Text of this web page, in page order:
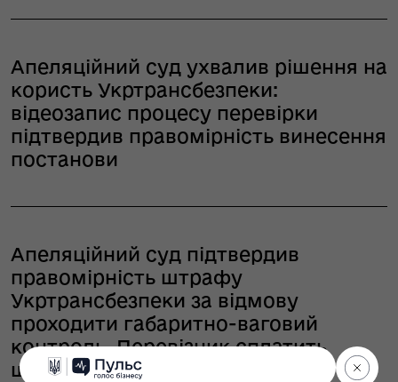
Апеляційний суд ухвалив рішення на
користь Укртрансбезпеки:
відеозапис процесу перевірки
підтвердив правомірність винесення
постанови
Апеляційний суд підтвердив
правомірність штрафу
Укртрансбезпеки за відмову
проходити габаритно-ваговий
контроль. Перевізник сплатить
штраф у розмірі 51 000 гривень